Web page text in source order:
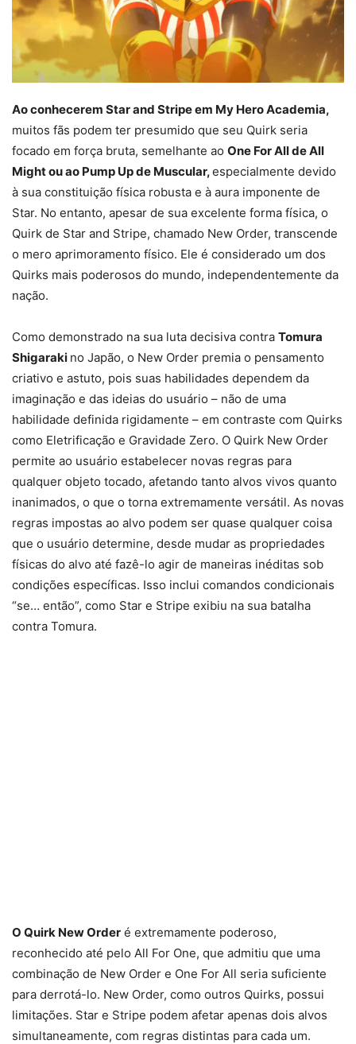
Ao conhecerem Star and Stripe em My Hero Academia,
muitos fãs podem ter presumido que seu Quirk seria
focado em força bruta, semelhante ao One For All de All
Might ou ao Pump Up de Muscular,especialmente devido
à sua constituição física robusta e à aura imponente de
Star. No entanto, apesar de sua excelente forma física, o
Quirk de Star and Stripe, chamado New Order, transcende
o mero aprimoramento físico. Ele é considerado um dos
Quirks mais poderosos do mundo, independentemente da
nação.
Como demonstrado na sua luta decisiva contra Tomura
Shigaraki no Japão, o New Order premia o pensamento
criativo e astuto, pois suas habilidades dependem da
imaginação e das ideias do usuário – não de uma
habilidade definida rigidamente – em contraste com Quirks
como Eletrificação e Gravidade Zero. O Quirk New Order
permite ao usuário estabelecer novas regras para
qualquer objeto tocado, afetando tanto alvos vivos quanto
inanimados, o que o torna extremamente versátil. As novas
regras impostas ao alvo podem ser quase qualquer coisa
que o usuário determine, desde mudar as propriedades
físicas do alvo até fazê-lo agir de maneiras inéditas sob
condições específicas. Isso inclui comandos condicionais
“se… então”, como Star e Stripe exibiu na sua batalha
contra Tomura.
O Quirk New Order é extremamente poderoso,
reconhecido até pelo All For One, que admitiu que uma
combinação de New Order e One For All seria suficiente
para derrotá-lo. New Order, como outros Quirks, possui
limitações. Star e Stripe podem afetar apenas dois alvos
simultaneamente, com regras distintas para cada um.